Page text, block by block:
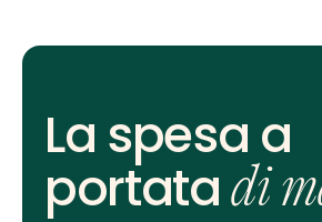
La spesa a
portatadi